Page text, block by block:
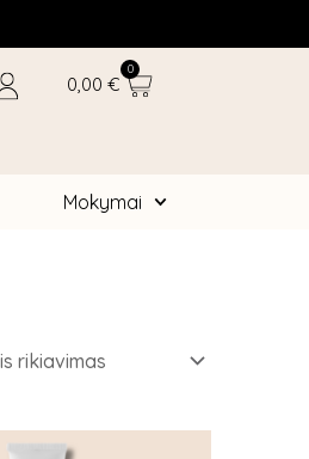
0,00 €
0
Cart
Mokymai
This